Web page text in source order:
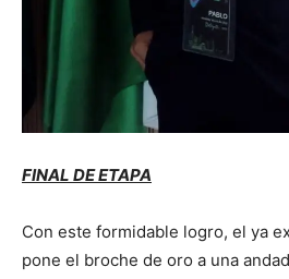
FINAL DE ETAPA
Con este formidable logro, el ya
pone el broche de oro a una